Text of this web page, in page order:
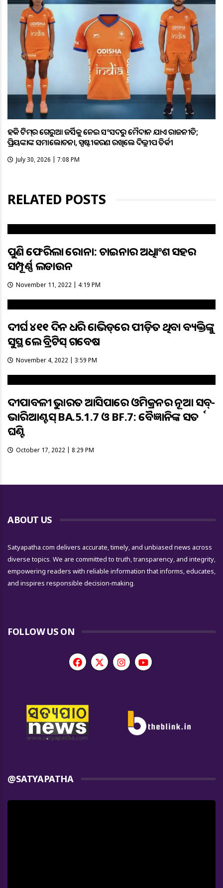
ହକି ଟିମ୍‌ର ଗେରୁଆ ଜର୍ସିକୁ ନେଇ ସଂସଦରୁ ମୈଦାନ ଯାଏଁ ରାଜନୀତି;
ପ୍ରିୟଙ୍କାଙ୍କ ସମାଲୋଚନା, ସ୍ପଷ୍ଟୀକରଣ ରଖିଲେ ଦିଲ୍ଲୀପ ତିର୍କୀ
July 30, 2026 | 7:08 PM
RELATED POSTS
ପୁଣି ଫେରିଲା କରୋନା: ଚାଇନାର ଅଧିକାଂଶ ସହର
ସମ୍ପୂର୍ଣ୍ଣ ଲକଡାଉନ
November 11, 2022 | 4:19 PM
ଦୀର୍ଘ ୪୧୧ ଦିନ ଧରି କୋଭିଡ୍‌ରେ ପୀଡ଼ିତ ଥିବା ବ୍ୟକ୍ତିଙ୍କୁ
ସୁସ୍ଥ କଲେ ବ୍ରିଟିସ୍‌ ଗବେଷକ
November 4, 2022 | 3:59 PM
ଦୀପାବଳୀକୁ ଭାରତ ଆସିପାରେ ଓମିକ୍ରନର ନୂଆ ସବ୍-
ଭାରିଆଣ୍ଟସ୍ BA.5.1.7 ଓ BF.7: ବୈଜ୍ଞାନିକଙ୍କ ସତର୍କ
ଘଣ୍ଟି
October 17, 2022 | 8:29 PM
ABOUT US
Satyapatha.com delivers accurate, timely, and unbiased news across
diverse topics. We are committed to truth, transparency, and integrity,
empowering readers with reliable information that informs, educates,
and inspires responsible decision-making.
FOLLOW US ON
@SATYAPATHA